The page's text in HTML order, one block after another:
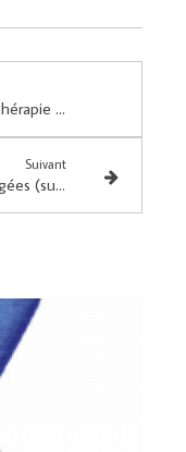
Le Magnétisme et la radiothérapie (suite)
Suivant
Le Magnétisme et les personnes âgées (suite)